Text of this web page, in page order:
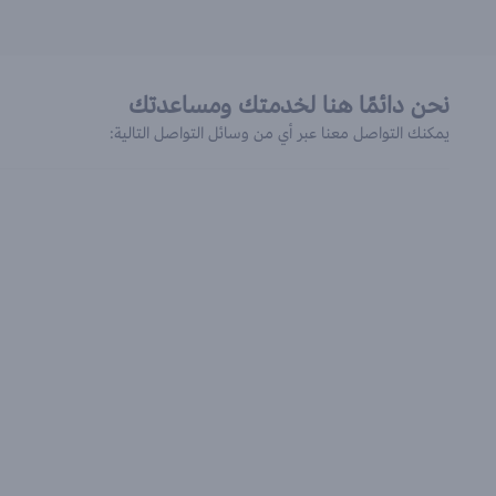
نحن دائمًا هنا لخدمتك ومساعدتك
يمكنك التواصل معنا عبر أي من وسائل التواصل التالية: